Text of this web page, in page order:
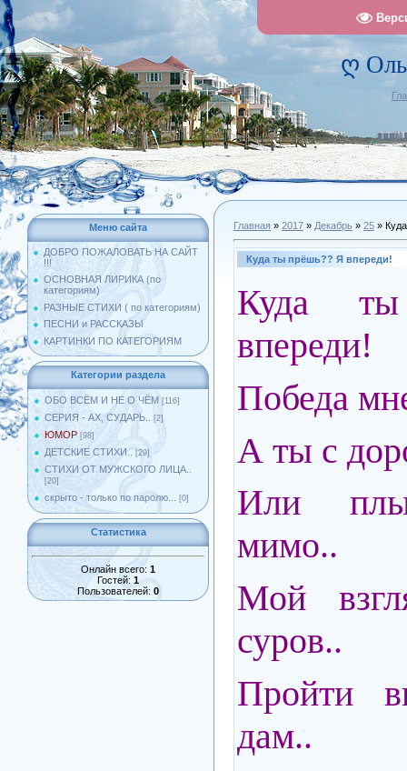
ღ
Меню сайта
ДОБРО ПОЖАЛОВАТЬ НА САЙТ
!!!
ОСНОВНАЯ ЛИРИКА (по
категориям)
РАЗНЫЕ СТИХИ ( по категориям)
ПЕСНИ и РАССКАЗЫ
КАРТИНКИ ПО КАТЕГОРИЯМ
Категории раздела
ОБО ВСЁМ И НЕ О ЧЁМ [116]
СЕРИЯ - АХ, СУДАРЬ.. [2]
ЮМОР [98]
ДЕТСКИЕ СТИХИ.. [29]
СТИХИ ОТ МУЖСКОГО ЛИЦА..
[20]
скрыто - только по паролю... [0]
Статистика
Онлайн всего: 1
Гостей: 1
Пользователей: 0
Главная » 2017 » Декабрь » 25 »
Куда ты прёшь?? Я впереди!
Куда
впереди!
Победа
А ты с
Или
мимо..
Мой
суров..
Пройти
дам..